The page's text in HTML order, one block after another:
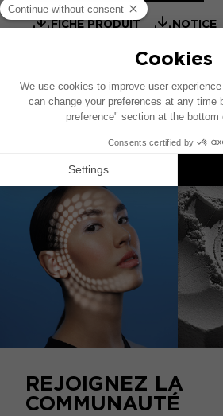
FICHE PRODUIT NOTICE
À ASSOCIER
REJOIGNEZ LA
COMMUNAUTÉ